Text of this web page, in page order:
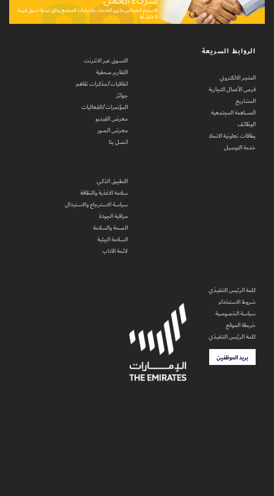
الروابط السريعة
المتجر الالكتروني
فرص الأعمال التجارية
المشاريع
المساهمة المجتمعية
الوظائف
بطاقات تعاونية الاتحاد
خدمة التوصيل
التسوق عبر الانترنت
التقارير صحفية
اتفاقيات/مذكرات تفاهم
جوائز
المؤتمرات/الفعاليات
معرض الفيديو
معرض الصور
اتصل بنا
التطبيق الذكي
سلامة الاغذية والنظافة
سياسة الاسترجاع والاستبدال
مراقبة الجودة
الصحة والسلامة
السلامة البيئية
لائحة الآداب
كلمة الرئيس التنفيذي
شروط الاستخدام
سياسة الخصوصية
خريطة الموقع
كلمة الرئيس التنفيذي
بريد الموظفين